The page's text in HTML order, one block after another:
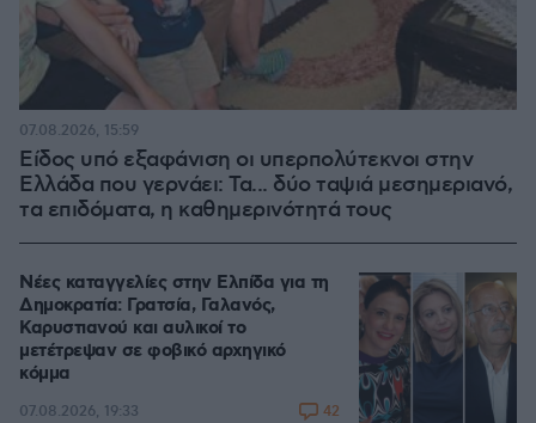
Είδος υπό εξαφάνιση οι υπερπολύτεκνοι στην
Ελλάδα που γερνάει: Τα... δύο ταψιά μεσημεριανό,
τα επιδόματα, η καθημερινότητά τους
07.08.2026, 15:59
Νέες καταγγελίες στην Ελπίδα για τη
Δημοκρατία: Γρατσία, Γαλανός,
Καρυστιανού και αυλικοί το
μετέτρεψαν σε φοβικό αρχηγικό
κόμμα
07.08.2026, 19:33 42